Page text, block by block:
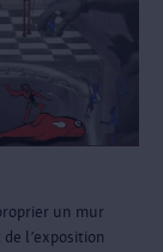
un mur
l’exposition